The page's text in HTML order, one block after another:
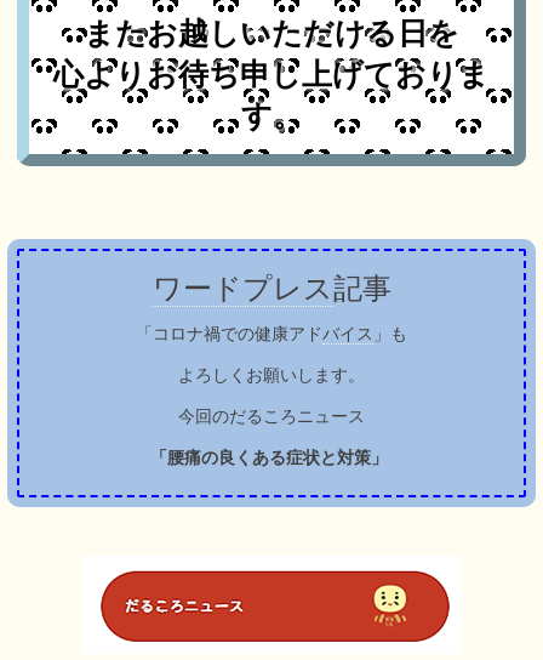
またお越しいただける日を
心よりお待ち申し上げておりま
す。
ワードプレス記事
「コロナ禍での健康アドバイス 」も
よろしくお願いします。
今回のだるころニュース
「腰痛の良くある症状と対策」